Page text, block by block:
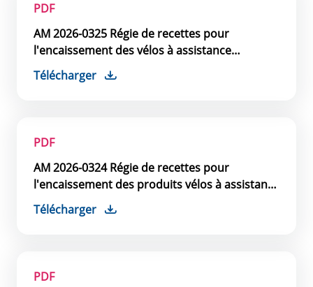
PDF
AM 2026-0325 Régie de recettes pour
l'encaissement des vélos à assistance
électrique
Télécharger
PDF
AM 2026-0324 Régie de recettes pour
l'encaissement des produits vélos à assistance
électrique
Télécharger
PDF